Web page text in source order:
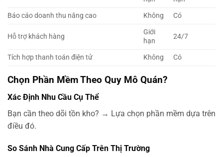
Báo cáo doanh thu nâng cao
Không Có
Hỗ trợ khách hàng
Giới
hạn
24/7
Tích hợp thanh toán điện tử Không Có
Chọn Phần Mềm Theo Quy Mô Quán?
Xác Định Nhu Cầu Cụ Thể
Bạn cần theo dõi tồn kho? → Lựa chọn phần mềm dựa trên
điều đó.
So Sánh Nhà Cung Cấp Trên Thị Trường